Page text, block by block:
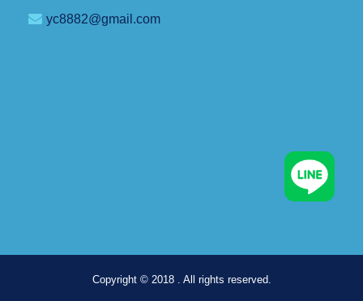
yc8882@gmail.com
Copyright © 2018 . All rights reserved.